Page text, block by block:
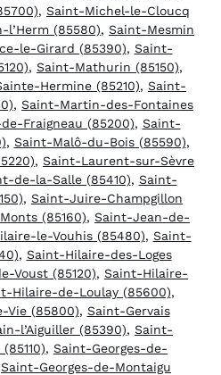
, Saint-Michel-le-Cloucq
(85580), Saint-Mesmin
le-Girard (85390), Saint-
, Saint-Mathurin (85150),
Hermine (85210), Saint-
, Saint-Martin-des-Fontaines
Fraigneau (85200), Saint-
, Saint-Malô-du-Bois (85590),
, Saint-Laurent-sur-Sèvre
de-la-Salle (85410), Saint-
, Saint-Juire-Champgillon
(85160), Saint-Jean-de-
le-Vouhis (85480), Saint-
, Saint-Hilaire-des-Loges
Voust (85120), Saint-Hilaire-
Hilaire-de-Loulay (85600),
Vie (85800), Saint-Gervais
l’Aiguiller (85390), Saint-
, Saint-Georges-de-
Saint-Georges-de-Montaigu